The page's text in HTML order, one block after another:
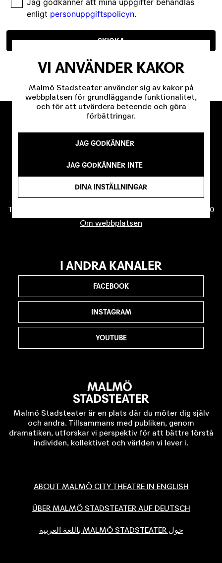
Jag godkänner att mina uppgifter behandlas
enligt personuppgiftspolicyn.
SKICKA
info@malmostadsteater.se
Biljettfrågor
Press
Telefonväxel (ej biljettrelaterade ärenden): 040-20 86 00
Om webbplatsen
Malmö Stadsteater är en plats där du möter dig själv
och andra. Tillsammans med publiken, genom
dramatiken, utforskar vi perspektiv för att bättre förstå
individen, kollektivet och världen vi lever i.
ABOUT MALMÖ CITY THEATRE IN ENGLISH
ÜBER MALMÖ STADSTEATER AUF DEUTSCH
حول MALMÖ STADSTEATER باللغة العربية
I ANDRA KANALER
FACEBOOK
INSTAGRAM
YOUTUBE
VI ANVÄNDER KAKOR
Malmö Stadsteater använder sig av kakor på
webbplatsen för grundläggande funktionalitet,
och för att utvärdera beteende och göra
förbättringar.
JAG GODKÄNNER
JAG GODKÄNNER INTE
DINA INSTÄLLNINGAR